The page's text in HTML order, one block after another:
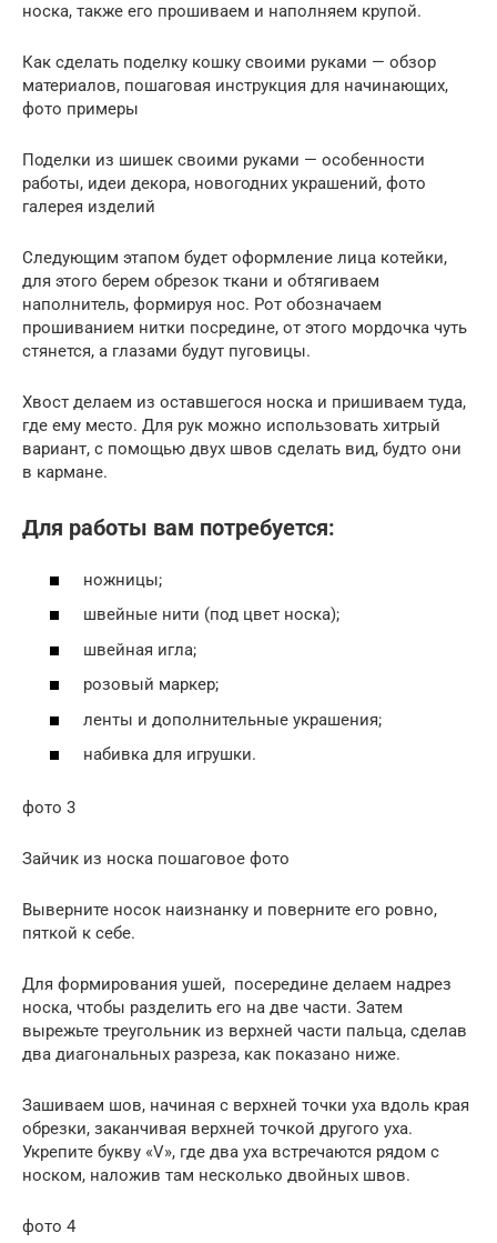
носка, также его прошиваем и наполняем крупой.
Как сделать поделку кошку своими руками — обзор
материалов, пошаговая инструкция для начинающих,
фото примеры
Поделки из шишек своими руками — особенности
работы, идеи декора, новогодних украшений, фото
галерея изделий
Следующим этапом будет оформление лица котейки,
для этого берем обрезок ткани и обтягиваем
наполнитель, формируя нос. Рот обозначаем
прошиванием нитки посредине, от этого мордочка чуть
стянется, а глазами будут пуговицы.
Хвост делаем из оставшегося носка и пришиваем туда,
где ему место. Для рук можно использовать хитрый
вариант, с помощью двух швов сделать вид, будто они
в кармане.
Для работы вам потребуется:
ножницы;
швейные нити (под цвет носка);
швейная игла;
розовый маркер;
ленты и дополнительные украшения;
набивка для игрушки.
фото 3
Зайчик из носка пошаговое фото
Выверните носок наизнанку и поверните его ровно,
пяткой к себе.
Для формирования ушей, посередине делаем надрез
носка, чтобы разделить его на две части. Затем
вырежьте треугольник из верхней части пальца, сделав
два диагональных разреза, как показано ниже.
Зашиваем шов, начиная с верхней точки уха вдоль края
обрезки, заканчивая верхней точкой другого уха.
Укрепите букву «V», где два уха встречаются рядом с
носком, наложив там несколько двойных швов.
фото 4